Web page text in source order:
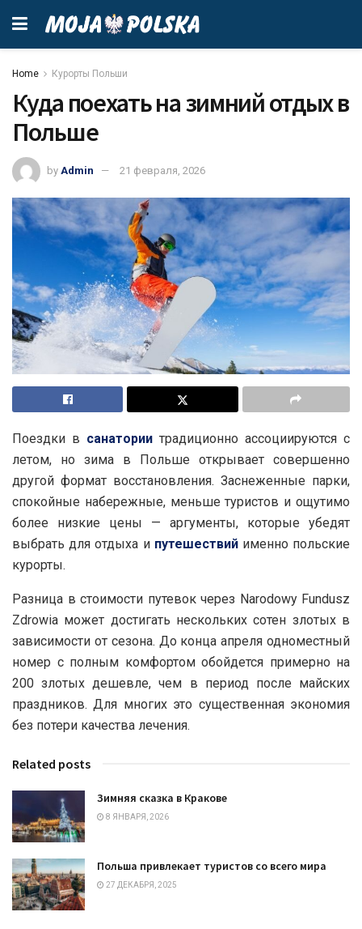
Home Курорты Польши
Куда поехать на зимний отдых в
Польше
by Admin 21 февраля, 2026
Поездки в санатории традиционно ассоциируются с
летом, но зима в Польше открывает совершенно
другой формат восстановления. Заснеженные парки,
спокойные набережные, меньше туристов и ощутимо
более низкие цены — аргументы, которые убедят
выбрать для отдыха и путешествийименно польские
курорты.
Разница в стоимости путевок через Narodowy Fundusz
Zdrowia может достигать нескольких сотен злотых в
зависимости от сезона. До конца апреля одноместный
номер с полным комфортом обойдется примерно на
200 злотых дешевле, чем в период после майских
праздников. Для многих это существенная экономия
без потери качества лечения.
Related posts
Зимняя сказка в Кракове
8 ЯНВАРЯ, 2026
Польша привлекает туристов со всего мира
27 ДЕКАБРЯ, 2025